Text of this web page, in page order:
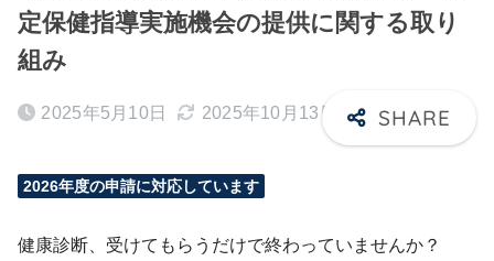
定保健指導実施機会の提供に関する取り
組み
2025年5月10日 2025年10月13日
2026年度の申請に対応しています
健康診断、受けてもらうだけで終わっていませんか？